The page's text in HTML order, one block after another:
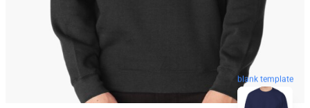
blank template